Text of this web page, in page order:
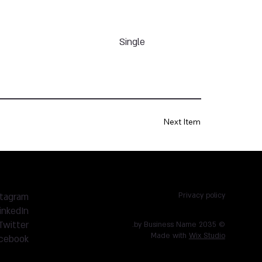
Single
Next Item
Privacy policy
© 2035 by Business Name.
Made with Wix Studio